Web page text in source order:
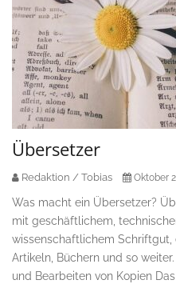
Übersetzer
Redaktion / Tobias Oktober
Was macht ein Übersetzer?
mit geschäftlichem,
wissenschaftlichem Schriftgut,
Artikeln, Büchern und so
und Bearbeiten von Kopien